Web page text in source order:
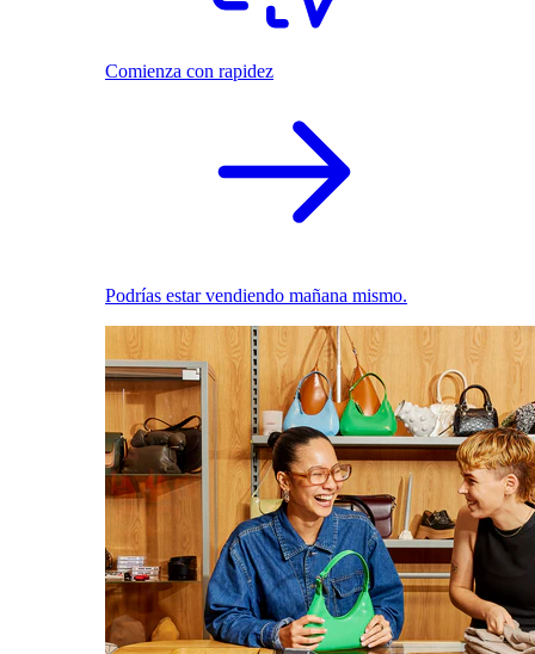
Comienza con rapidez
Podrías estar vendiendo mañana mismo.